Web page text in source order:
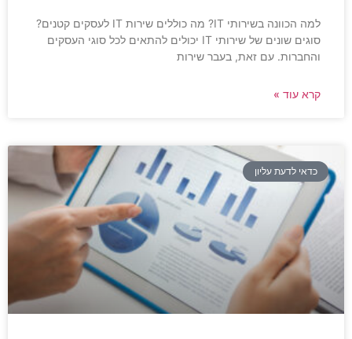
למה הכוונה בשירותי IT? מה כוללים שירות IT לעסקים קטנים?
סוגים שונים של שירותי IT יכולים להתאים לכל סוגי העסקים
והחברות. עם זאת, בעבר שירות
קרא עוד »
כדאי לדעת עליון